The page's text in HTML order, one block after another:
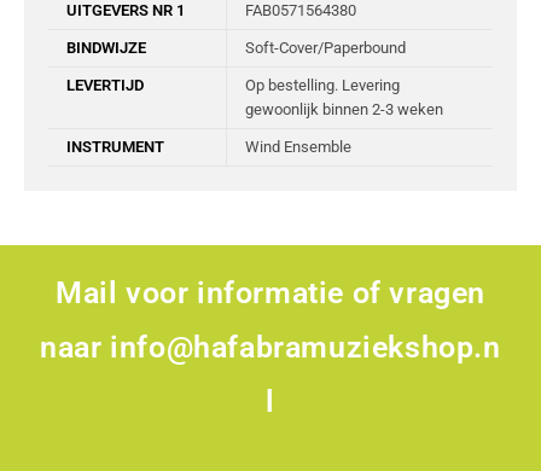
UITGEVERS NR 1 FAB0571564380
BINDWIJZE Soft-Cover/Paperbound
LEVERTIJD
Op bestelling. Levering
gewoonlijk binnen 2-3 weken
INSTRUMENT Wind Ensemble
Mail voor informatie of vragen
naar info@hafabramuziekshop.n